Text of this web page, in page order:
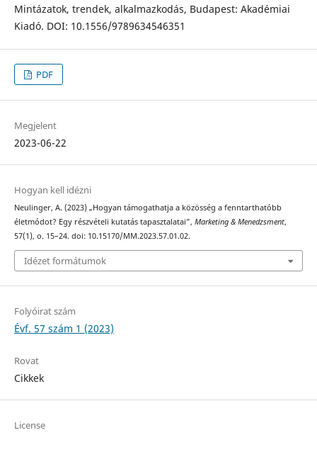
Mintázatok, trendek, alkalmazkodás, Budapest: Akadémiai
Kiadó. DOI: 10.1556/9789634546351
PDF
Megjelent
2023-06-22
Hogyan kell idézni
Neulinger, A. (2023) „Hogyan támogathatja a közösség a fenntarthatóbb
életmódot? Egy részvételi kutatás tapasztalatai”, Marketing & Menedzsment,
57(1), o. 15–24. doi: 10.15170/MM.2023.57.01.02.
Idézet formátumok
Folyóirat szám
Évf. 57 szám 1 (2023)
Rovat
Cikkek
License